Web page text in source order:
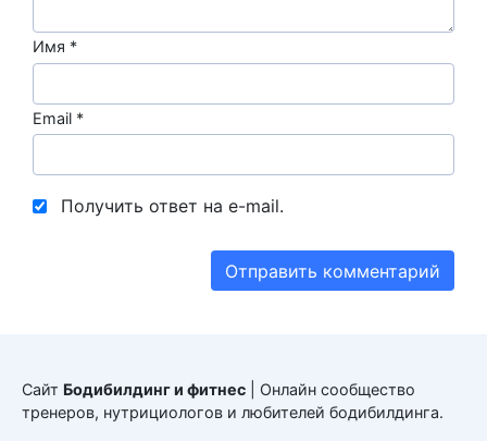
Имя *
Email *
Получить ответ на e-mail.
Сайт Бодибилдинг и фитнес | Онлайн сообщество
тренеров, нутрициологов и любителей бодибилдинга.